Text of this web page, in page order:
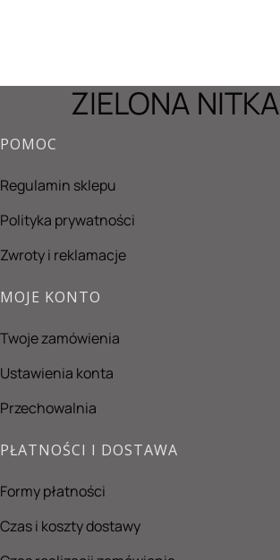
ZIELONA NITKA
Linki w stopce
POMOC
Regulamin sklepu
Polityka prywatności
Zwroty i reklamacje
MOJE KONTO
Twoje zamówienia
Ustawienia konta
Przechowalnia
PŁATNOŚCI I DOSTAWA
Formy płatności
Czas i koszty dostawy